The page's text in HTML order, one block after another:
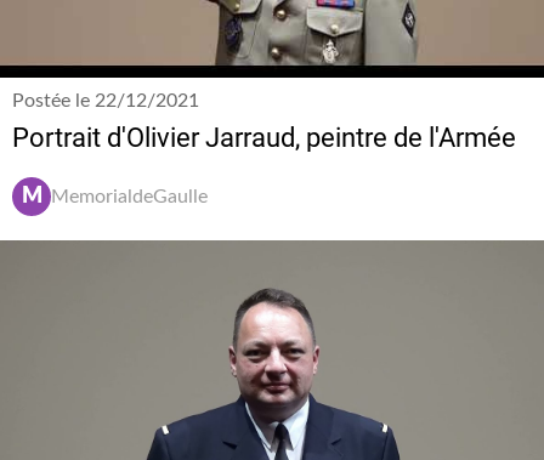
Postée le 22/12/2021
Portrait d'Olivier Jarraud, peintre de l'Armée
M MemorialdeGaulle